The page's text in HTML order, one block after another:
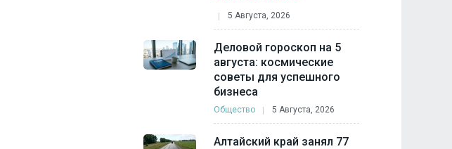
5 Августа, 2026
Деловой гороскоп на 5
августа: космические
советы для успешного
бизнеса
Общество 5 Августа, 2026
Алтайский край занял 77